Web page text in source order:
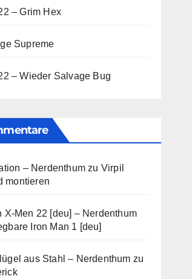
– Grim Hex
Supreme
– Wieder Salvage Bug
– Nerdenthumzu Virpil
montieren
X-Men 22 [deu] – Nerdenthum
Iron Man 1 [deu]
aus Stahl – Nerdenthum zu